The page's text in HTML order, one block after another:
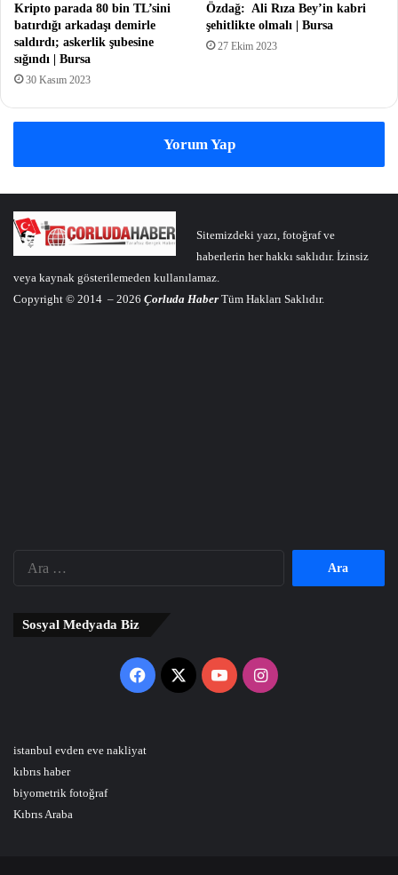
Kripto parada 80 bin TL’sini
batırdığı arkadaşı demirle
saldırdı; askerlik şubesine
sığındı | Bursa
30 Kasım 2023
Özdağ: Ali Rıza Bey’in kabri
şehitlikte olmalı | Bursa
27 Ekim 2023
Yorum Yap
Sitemizdeki yazı, fotoğraf ve
haberlerin her hakkı saklıdır. İzinsiz
veya kaynak gösterilemeden kullanılamaz.
Copyright © 2014 – 2026 Çorluda Haber Tüm Hakları Saklıdır.
Sosyal Medyada Biz
Facebook
X YouTubeInstagram
istanbul evden eve nakliyat
kıbrıs haber
biyometrik fotoğraf
Kıbrıs Araba